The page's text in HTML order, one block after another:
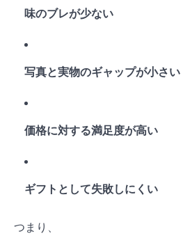
味のブレが少ない
写真と実物のギャップが小さい
価格に対する満足度が高い
ギフトとして失敗しにくい
つまり、